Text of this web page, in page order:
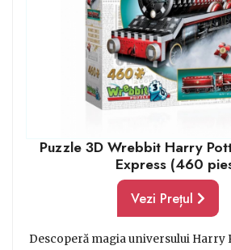
motricitatea fină. Există o varietate
recomandate mai jos de CadoLand,
clasice, puzzle-uri 3D și puzzle-uri
Puzzle 3D Wrebbit Harry
Express (460
Vezi Prețul
Descoperă magia universului Harry